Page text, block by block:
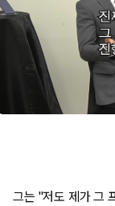
그는 "저도 제가 그